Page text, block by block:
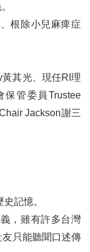
根除小兒麻痺症
其光、現任RI理
保管委員Trustee
Jackson謝三
記憶。
，雖有許多台灣
只能聽聞口述傳